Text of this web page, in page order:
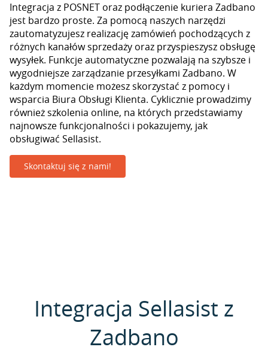
Integracja z POSNET oraz podłączenie kuriera Zadbano
jest bardzo proste. Za pomocą naszych narzędzi
zautomatyzujesz realizację zamówień pochodzących z
różnych kanałów sprzedaży oraz przyspieszysz obsługę
wysyłek. Funkcje automatyczne pozwalają na szybsze i
wygodniejsze zarządzanie przesyłkami Zadbano. W
każdym momencie możesz skorzystać z pomocy i
wsparcia Biura Obsługi Klienta. Cyklicznie prowadzimy
również szkolenia online, na których przedstawiamy
najnowsze funkcjonalności i pokazujemy, jak
obsługiwać Sellasist.
Skontaktuj się z nami!
Integracja Sellasist z
Zadbano